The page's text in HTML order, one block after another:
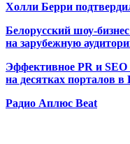
Холли Берри
Белорусский шоу-
на зарубежную
Эффективное PR и
на десятках порталов в
Радио Аплюс Beat